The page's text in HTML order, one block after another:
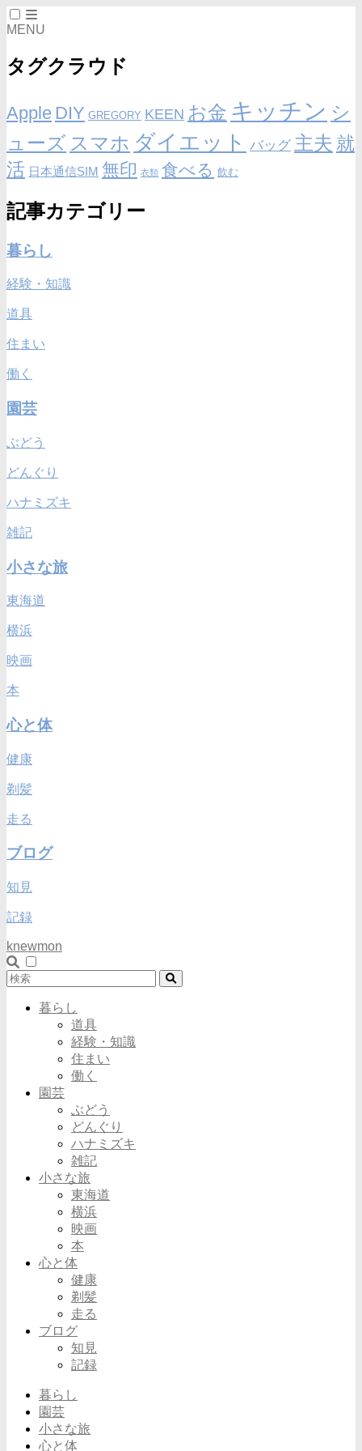
MENU
タグクラウド
Apple DIY GREGORY KEEN お金 キッチン シ
ューズ スマホ ダイエット バッグ 主夫 就
活 日本通信SIM 無印 衣類 食べる 飲む
記事カテゴリー
暮らし
経験・知識
道具
住まい
働く
園芸
ぶどう
どんぐり
ハナミズキ
雑記
小さな旅
東海道
横浜
映画
本
心と体
健康
剃髪
走る
ブログ
知見
記録
knewmon
暮らし
道具
経験・知識
住まい
働く
園芸
ぶどう
どんぐり
ハナミズキ
雑記
小さな旅
東海道
横浜
映画
本
心と体
健康
剃髪
走る
ブログ
知見
記録
暮らし
園芸
小さな旅
心と体